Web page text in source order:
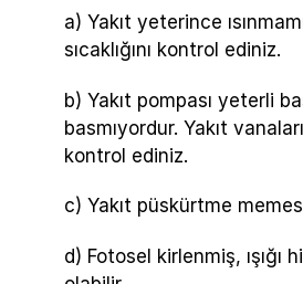
a) Yakıt yeterince
sıcaklığını kontrol ediniz.
b) Yakıt pompası yeterli
basmıyordur. Yakıt
kontrol ediniz.
c) Yakıt püskürtme
d) Fotosel kirlenmiş, ışığı